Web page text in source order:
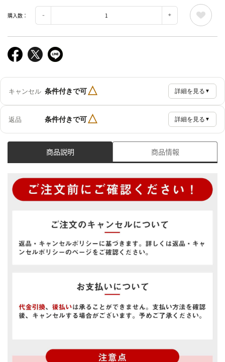
購入数：
キャンセル 条件付きで可△ 詳細を見る ▼
返品 条件付きで可△ 詳細を見る ▼
商品説明 商品情報